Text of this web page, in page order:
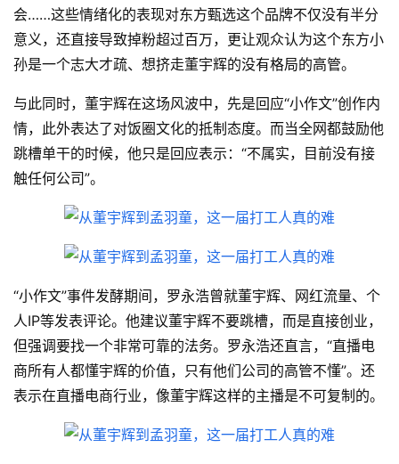
会……这些情绪化的表现对东方甄选这个品牌不仅没有半分
意义，还直接导致掉粉超过百万，更让观众认为这个东方小
孙是一个志大才疏、想挤走董宇辉的没有格局的高管。
与此同时，董宇辉在这场风波中，先是回应“小作文”创作内
情，此外表达了对饭圈文化的抵制态度。而当全网都鼓励他
跳槽单干的时候，他只是回应表示：“不属实，目前没有接
触任何公司”。
“小作文”事件发酵期间，罗永浩曾就董宇辉、网红流量、个
人IP等发表评论。他建议董宇辉不要跳槽，而是直接创业，
但强调要找一个非常可靠的法务。罗永浩还直言，“直播电
商所有人都懂宇辉的价值，只有他们公司的高管不懂”。还
表示在直播电商行业，像董宇辉这样的主播是不可复制的。